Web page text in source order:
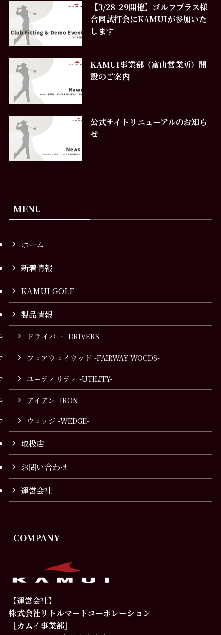
【3/28-29開催】ゴルフプラス様
合同試打会にKAMUIが参加いた
します
KAMUI事業部（富山営業所）開
設のご案内
公式サイトリニューアルのお知ら
せ
MENU
ホーム
新着情報
KAMUI GOLF
製品情報
ドライバー -DRIVERS-
フェアウェイウッド -FAIRWAY WOODS-
ユーティリティ -UTILITY-
アイアン -IRON-
ウェッジ -WEDGE-
取扱店
お問い合わせ
運営会社
COMPANY
【運営会社】
株式会社リトルマートコーポレーション
［カムイ事業部］